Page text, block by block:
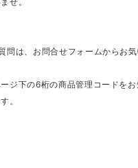
問は、お問合せフォームからお
ジ下の6桁の商品管理コードを
。